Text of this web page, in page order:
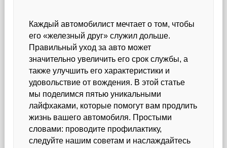
для
продления
жизни
вашего
автомобиля
Каждый автомобилист мечтает о том, чтобы
его «железный друг» служил дольше.
Правильный уход за авто может
значительно увеличить его срок службы, а
также улучшить его характеристики и
удовольствие от вождения. В этой статье
мы поделимся пятью уникальными
лайфхаками, которые помогут вам продлить
жизнь вашего автомобиля. Простыми
словами: проводите профилактику,
следуйте нашим советам и наслаждайтесь